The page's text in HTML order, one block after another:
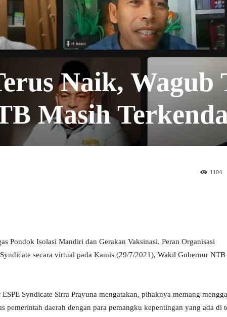
Naik, Wagub
Masih
1104
Pondok Isolasi Mandiri dan Gerakan Vaksinasi. Peran Organisasi
secara virtual pada Kamis (29/7/2021), Wakil Gubernur
Syndicate Sirra Prayuna mengatakan, pihaknya memang
pemerintah daerah dengan para pemangku kepentingan yang ada di